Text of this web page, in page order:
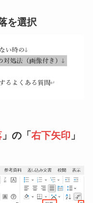
を選択
」の「 右下矢印 」